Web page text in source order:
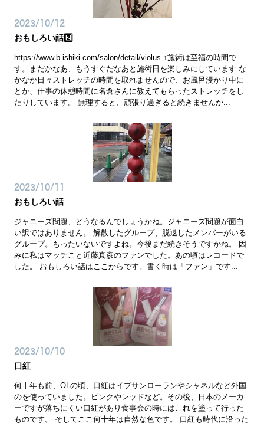
2023/10/12
おもしろい話2️⃣
https://www.b-ishiki.com/salon/detail/violus ↑施術は至福の時間で
す。まだかなあ、もうすぐだなあと施術日を楽しみにしています な
かなか日々ストレッチの時間を取れませんので、お風呂浸かり中に
とか、仕事の休憩時間に名倉さんに教えてもらったストレッチをし
たりしています。 無理すると、頑張り過ぎると続きませんか...
2023/10/11
おもしろい話
ジャニーズ問題、どうなるんでしょうかね。ジャニーズ問題が面白
い訳ではありません。 解散したグループ、脱退したメンバーがいる
グループ。もったいないですよね。今後まだ続きそうですかね。 因
みに私はマッチこと近藤真彦のファンでした。あの頃はレコードで
した。 おもしろい話はここからです。書く時は「ファン」です...
2023/10/10
口紅
何十年も前、OLの頃、口紅はイブサンローランやシャネルなど外国
のを使っていました。ピンクやレッドなど。その後、日本のメーカ
ーですが落ちにくい口紅があり食事会の時にはこれを塗って行った
ものです。 そしてここ何十年は自然な色です。 口紅も時代に沿った